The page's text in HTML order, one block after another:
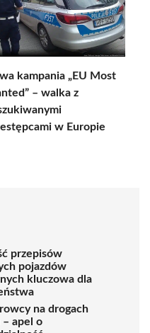
kampania „EU Most
– walka z
w Europie
przepisów
pojazdów
kluczowa dla
na drogach
– apel o